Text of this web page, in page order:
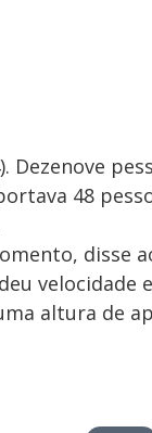
Dezenove
48
disse
velocidade
altura de